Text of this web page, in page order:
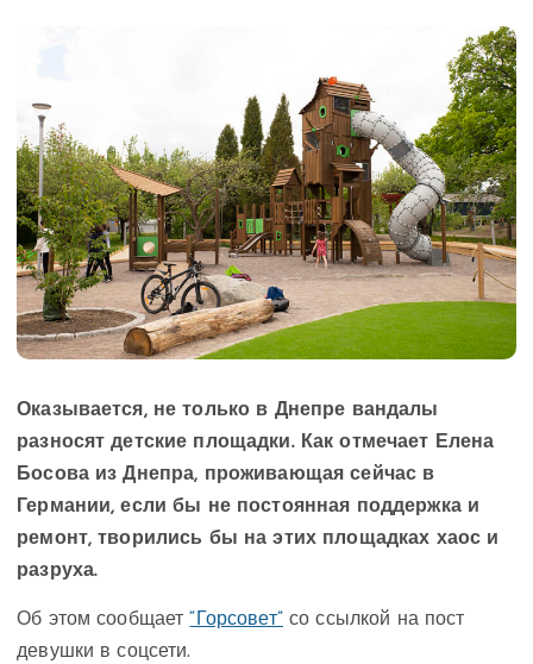
Оказывается, не только в Днепре вандалы
разносят детские площадки. Как отмечает Елена
Босова из Днепра, проживающая сейчас в
Германии, если бы не постоянная поддержка и
ремонт, творились бы на этих площадках хаос и
разруха.
Об этом сообщает“Горсовет” со ссылкой на пост
девушки в соцсети.